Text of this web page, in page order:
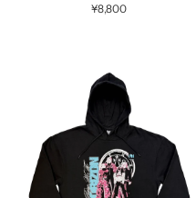
¥8,800